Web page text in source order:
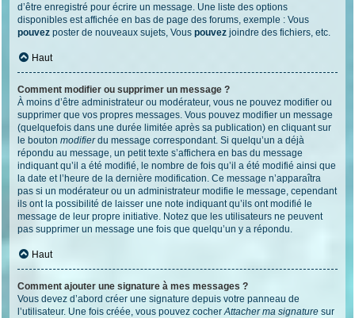
d’être enregistré pour écrire un message. Une liste des options
disponibles est affichée en bas de page des forums, exemple : Vous
pouvez poster de nouveaux sujets, Vous pouvez joindre des fichiers, etc.
Haut
Comment modifier ou supprimer un message ?
À moins d’être administrateur ou modérateur, vous ne pouvez modifier ou
supprimer que vos propres messages. Vous pouvez modifier un message
(quelquefois dans une durée limitée après sa publication) en cliquant sur
le bouton modifierdu message correspondant. Si quelqu’un a déjà
répondu au message, un petit texte s’affichera en bas du message
indiquant qu’il a été modifié, le nombre de fois qu’il a été modifié ainsi que
la date et l’heure de la dernière modification. Ce message n’apparaîtra
pas si un modérateur ou un administrateur modifie le message, cependant
ils ont la possibilité de laisser une note indiquant qu’ils ont modifié le
message de leur propre initiative. Notez que les utilisateurs ne peuvent
pas supprimer un message une fois que quelqu’un y a répondu.
Haut
Comment ajouter une signature à mes messages ?
Vous devez d’abord créer une signature depuis votre panneau de
l’utilisateur. Une fois créée, vous pouvez cocherAttacher ma signature sur